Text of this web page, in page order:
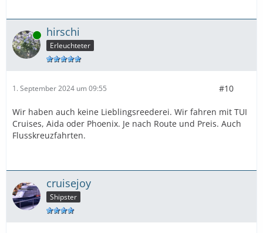
Online hirschi
Erleuchteter
1. September 2024 um 09:55 #10
Wir haben auch keine Lieblingsreederei. Wir fahren mit TUI
Cruises, Aida oder Phoenix. Je nach Route und Preis. Auch
Flusskreuzfahrten.
cruisejoy
Shipster